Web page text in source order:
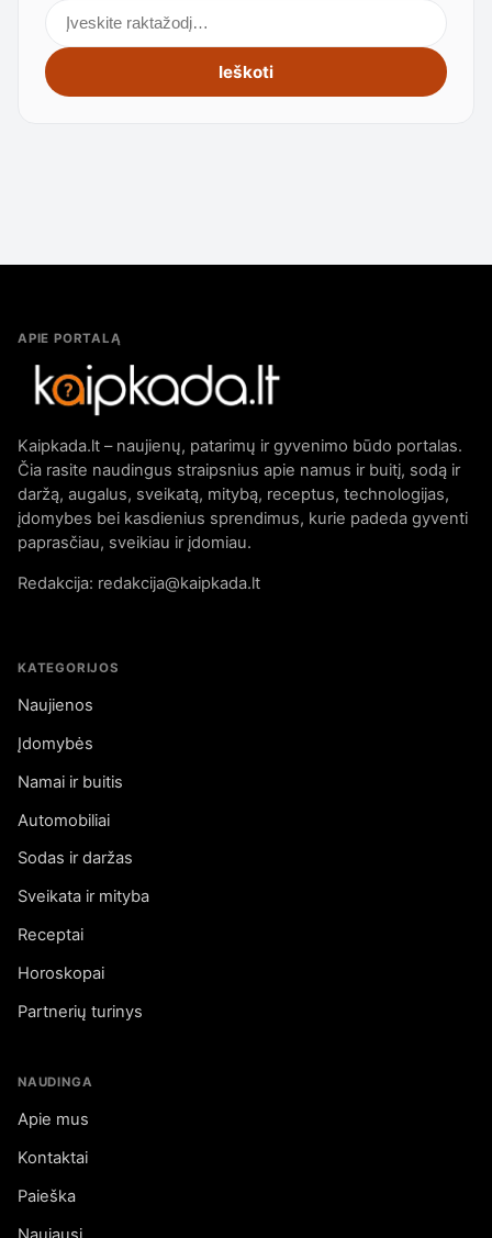
Ieškoti
APIE PORTALĄ
Kaipkada.lt – naujienų, patarimų ir gyvenimo būdo portalas.
Čia rasite naudingus straipsnius apie namus ir buitį, sodą ir
daržą, augalus, sveikatą, mitybą, receptus, technologijas,
įdomybes bei kasdienius sprendimus, kurie padeda gyventi
paprasčiau, sveikiau ir įdomiau.
Redakcija: redakcija@kaipkada.lt
KATEGORIJOS
Naujienos
Įdomybės
Namai ir buitis
Automobiliai
Sodas ir daržas
Sveikata ir mityba
Receptai
Horoskopai
Partnerių turinys
NAUDINGA
Apie mus
Kontaktai
Paieška